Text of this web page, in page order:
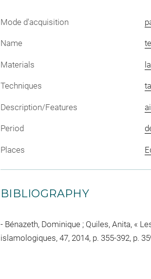
Mode d'acquisition
Name
Materials
Techniques
Description/Features
Period
Places
BIBLIOGRAPHY
Bénazeth, Dominique ; Quiles, Anita, «
islamologiques, 47, 2014, p. 355-392, p.